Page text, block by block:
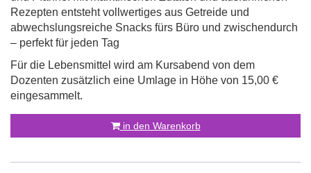
Rezepten entsteht vollwertiges aus Getreide und
abwechslungsreiche Snacks fürs Büro und zwischendurch
– perfekt für jeden Tag
Für die Lebensmittel wird am Kursabend von dem
Dozenten zusätzlich eine Umlage in Höhe von 15,00 €
eingesammelt.
in den Warenkorb